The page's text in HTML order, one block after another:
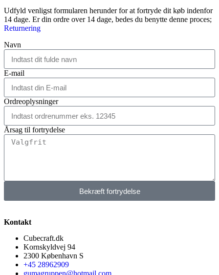
Udfyld venligst formularen herunder for at fortryde dit køb indenfor
14 dage. Er din ordre over 14 dage, bedes du benytte denne proces;
Returnering
Navn
E-mail
Ordreoplysninger
Årsag til fortrydelse
Bekræft fortrydelse
Kontakt
Cubecraft.dk
Kornskyldvej 94
2300 København S
+45 28962909
gumagruppen@hotmail.com